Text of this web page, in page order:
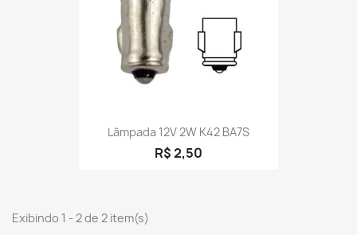
Lâmpada 12V 2W K42 BA7S
R$ 2,50
Exibindo 1 - 2 de 2 item(s)